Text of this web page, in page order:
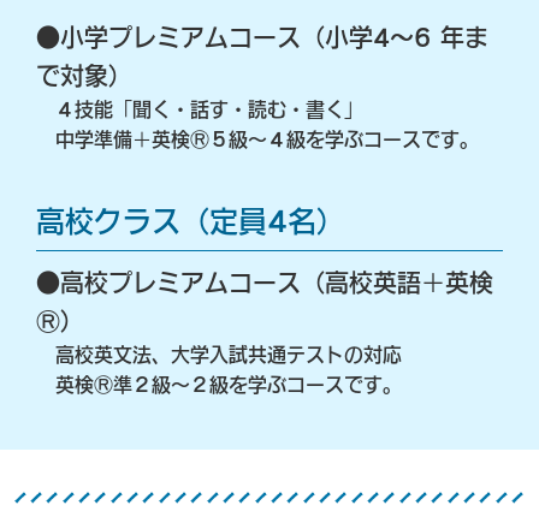
●⼩学プレミアムコース（⼩学4～6 年ま
で対象）
４技能「聞く・話す・読む・書く」
中学準備＋英検Ⓡ５級〜４級を学ぶコースです。
⾼校クラス（定員4名）
●⾼校プレミアムコース（⾼校英語＋英検
Ⓡ）
⾼校英⽂法、⼤学⼊試共通テストの対応
英検Ⓡ準２級〜２級を学ぶコースです。